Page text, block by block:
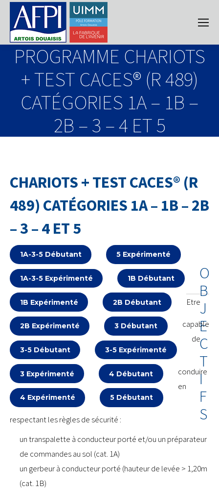
PROGRAMME CHARIOTS
+ TEST CACES® (R 489)
CATÉGORIES 1A – 1B –
2B – 3 – 4 ET 5
CHARIOTS + TEST CACES® (R
489) CATÉGORIES 1A – 1B – 2B
– 3 – 4 ET 5
1A-3-5 Débutant
1A-3-5 Expérimenté 1B Débutant
1B Expérimenté 2B Débutant
2B Expérimenté 3 Débutant
3-5 Débutant 3-5 Expérimenté
3 Expérimenté 4 Débutant
4 Expérimenté 5 Débutant
5 Expérimenté
O
B
J
E
C
T
I
F
S
Etre
capable
de
conduire
en
respectant les règles de sécurité :
un transpalette à conducteur porté et/ou un préparateur
de commandes au sol (cat. 1A)
un gerbeur à conducteur porté (hauteur de levée > 1,20m
(cat. 1B)